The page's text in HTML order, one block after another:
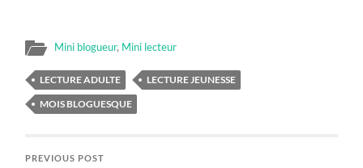
Mini blogueur, Mini lecteur
LECTURE ADULTE
LECTURE JEUNESSE
MOIS BLOGUESQUE
PREVIOUS POST